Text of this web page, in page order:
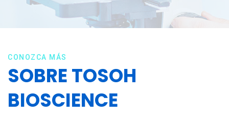
CONOZCA MÁS
SOBRE TOSOH
BIOSCIENCE